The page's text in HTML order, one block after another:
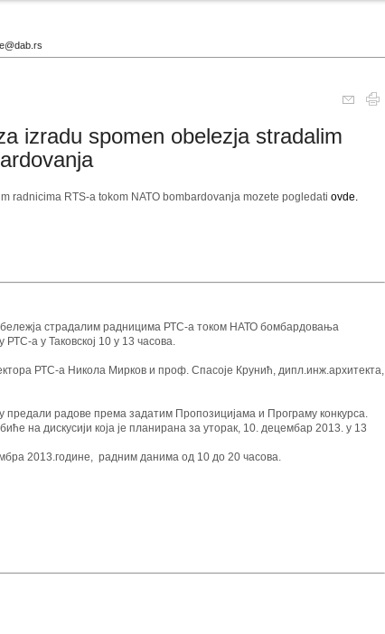
izradu spomen obelezja stradalim
radnicima RTS-a tokom NATO bombardovanja mozete pogledati ovde.
страдалим радницима РТС-а током НАТО бомбардовања
а у Таковској 10 у 13 часова.
РТС-а Никола Мирков и проф. Спасоје Крунић, дипл.инж.архитекта,
радове према задатим Пропозицијама и Програму конкурса.
на дискусији која је планирана за уторак, 10. децембар 2013. у 13
2013.године, радним данима од 10 до 20 часова.